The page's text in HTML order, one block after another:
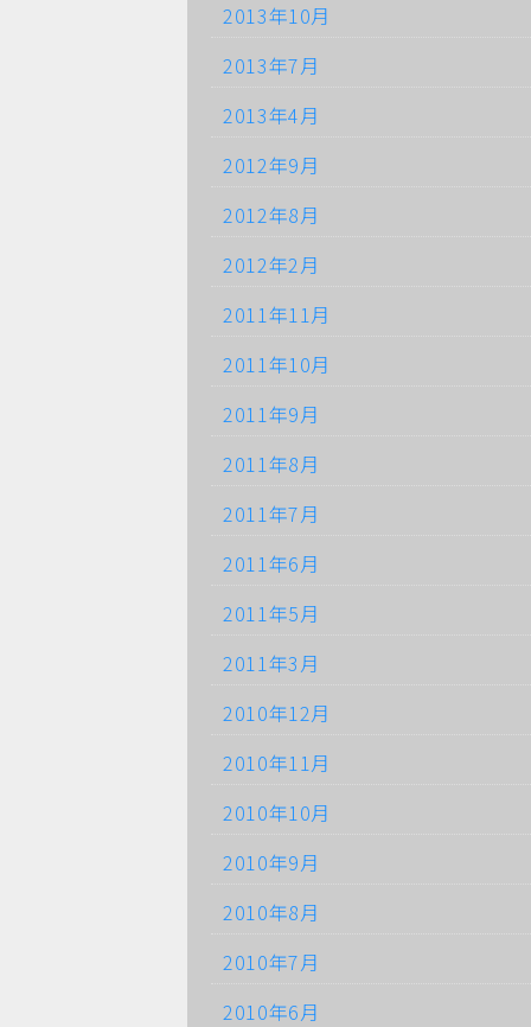
2013年10月
2013年7月
2013年4月
2012年9月
2012年8月
2012年2月
2011年11月
2011年10月
2011年9月
2011年8月
2011年7月
2011年6月
2011年5月
2011年3月
2010年12月
2010年11月
2010年10月
2010年9月
2010年8月
2010年7月
2010年6月